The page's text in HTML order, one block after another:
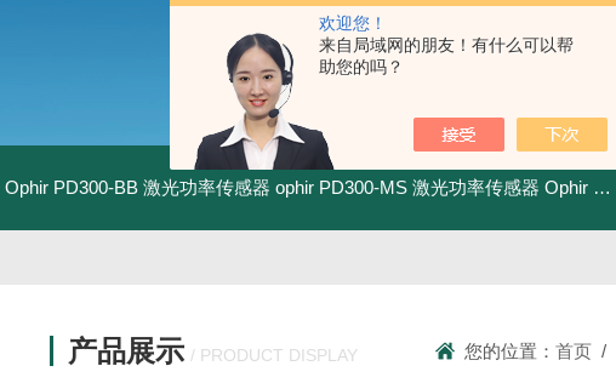
欢迎您！
来自局域网的朋友！有什么可以帮
助您的吗？
Ophir PD300-BB 激光功率传感器 ophir PD300-MS 激光功率传感器 Ophir PD300R-3W 激光功率传感器
产品展示 / PRODUCT DISPLAY 您的位置：首页 /